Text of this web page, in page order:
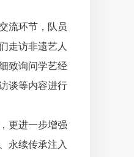
流环节，队员
走访非遗艺人
致询问学艺经
谈等内容进行
更进一步增强
永续传承注入